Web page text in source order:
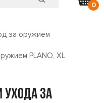
0
за оружием
PLANO, XL
ухода за